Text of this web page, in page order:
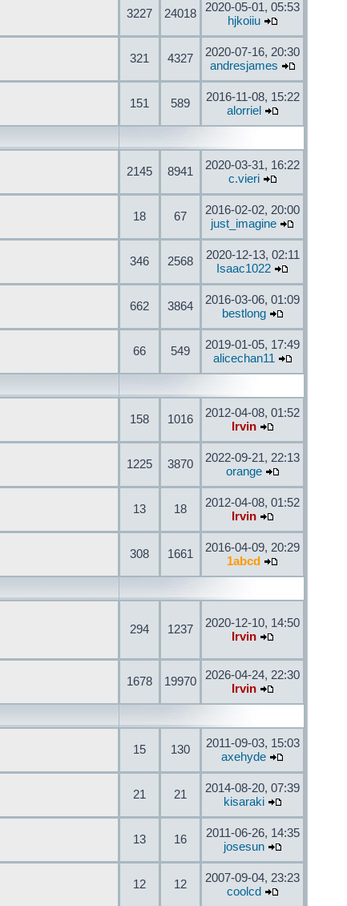
3227 24018
2020-05-01, 05:53
hjkoiiu
321 4327
2020-07-16, 20:30
andresjames
151 589
2016-11-08, 15:22
alorriel
2145 8941
2020-03-31, 16:22
c.vieri
18 67
2016-02-02, 20:00
just_imagine
346 2568
2020-12-13, 02:11
Isaac1022
662 3864
2016-03-06, 01:09
bestlong
66 549
2019-01-05, 17:49
alicechan11
158 1016
2012-04-08, 01:52
Irvin
1225 3870
2022-09-21, 22:13
orange
13 18
2012-04-08, 01:52
Irvin
308 1661
2016-04-09, 20:29
1abcd
294 1237
2020-12-10, 14:50
Irvin
1678 19970
2026-04-24, 22:30
Irvin
15 130
2011-09-03, 15:03
axehyde
21 21
2014-08-20, 07:39
kisaraki
13 16
2011-06-26, 14:35
josesun
12 12
2007-09-04, 23:23
coolcd